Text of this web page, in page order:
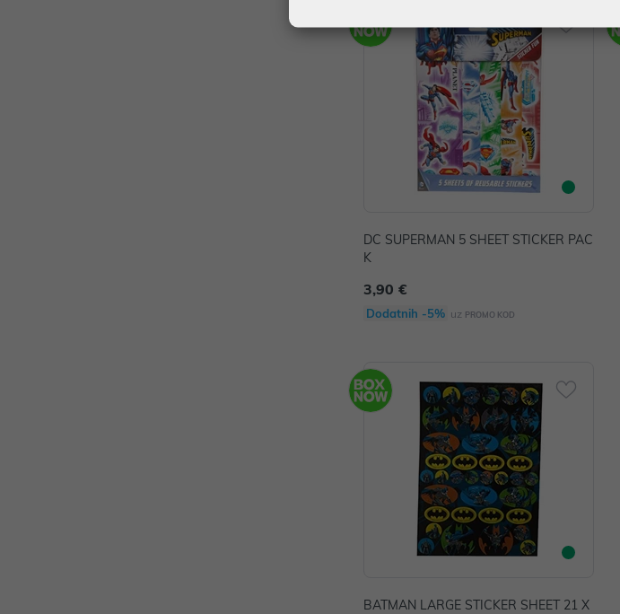
DC SUPERMAN 5 SHEET STICKER PAC
K
3,90 €
Dodatnih -5% uz PROMO KOD
BATMAN LARGE STICKER SHEET 21 X